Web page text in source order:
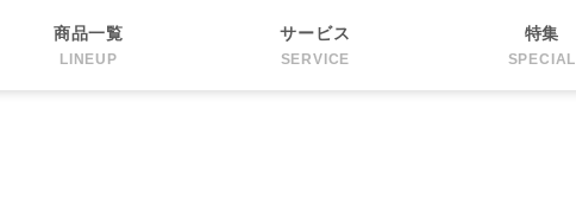
商品一覧
LINEUP
サービス
SERVICE
特集
SPECIAL